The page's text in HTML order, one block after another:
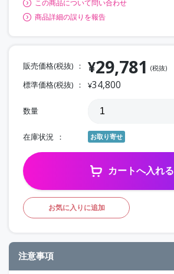
この商品について問い合わせ
商品詳細の誤りを報告
販売価格(税抜) ¥29,781 (税抜)
標準価格(税抜) ¥34,800
数量
在庫状況 お取り寄せ
カートへ入れる
お気に入りに追加
注意事項